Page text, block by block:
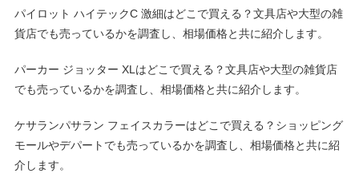
パイロット ハイテックC 激細はどこで買える？文具店や大型の雑
貨店でも売っているかを調査し、相場価格と共に紹介します。
パーカー ジョッター XLはどこで買える？文具店や大型の雑貨店
でも売っているかを調査し、相場価格と共に紹介します。
ケサランパサラン フェイスカラーはどこで買える？ショッピング
モールやデパートでも売っているかを調査し、相場価格と共に紹
介します。